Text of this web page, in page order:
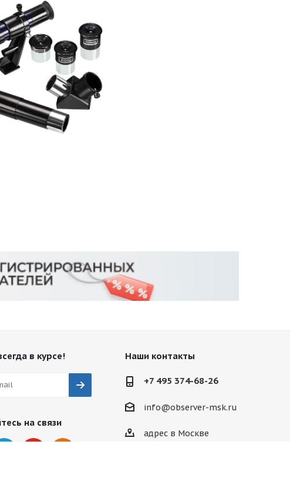
в курсе!
на связи
Наши контакты
+7 495 374-68-26
info@observer-msk.ru
адрес в Москве